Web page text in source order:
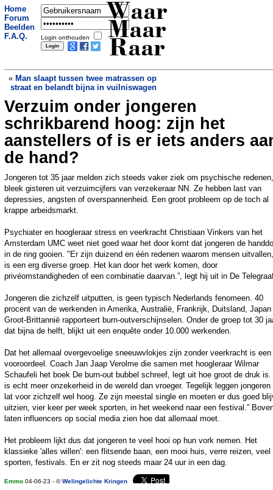
Home
Forum
Beelden
F.A.Q.
Login onthouden
Waar
Maar
Raar
« Man slaapt tussen twee matrassen op
straat en belandt bijna in vuilniswagen
Man in boot ziet brug te laat, stoot
keihard hoofd en moet zwaargewond
naar ziekenhuis »
Verzuim onder jongeren
schrikbarend hoog: zijn het
aanstellers of is er iets anders
de hand?
Jongeren tot 35 jaar melden zich steeds vaker ziek om psychische redenen,
bleek gisteren uit verzuimcijfers van verzekeraar NN. Ze hebben last van
depressies, angsten of overspannenheid. Een groot probleem op de toch al
krappe arbeidsmarkt.
Psychiater en hoogleraar stress en veerkracht Christiaan Vinkers van het
Amsterdam UMC weet niet goed waar het door komt dat jongeren de
in de ring gooien. "Er zijn duizend en één redenen waarom mensen
is een erg diverse groep. Het kan door het werk komen, door
privéomstandigheden of een combinatie daarvan.”, legt hij uit in De
Jongeren die zichzelf uitputten, is geen typisch Nederlands fenomeen. 40
procent van de werkenden in Amerika, Australië, Frankrijk, Duitsland, Japan
Groot-Brittannië rapporteert burn-outverschijnselen. Onder de groep tot 30
dat bijna de helft, blijkt uit een enquête onder 10.000 werkenden.
Dat het allemaal overgevoelige sneeuwvlokjes zijn zonder veerkracht is een
vooroordeel. Coach Jan Jaap Verolme die samen met hoogleraar Wilmar
Schaufeli het boek De burn-out bubbel schreef, legt uit hoe groot de druk
is echt meer onzekerheid in de wereld dan vroeger. Tegelijk leggen jongeren
lat voor zichzelf wel hoog. Ze zijn meestal single en moeten er dus goed
uitzien, vier keer per week sporten, in het weekend naar een festival.”
laten influencers op social media zien hoe dat allemaal moet.
Het probleem lijkt dus dat jongeren te veel hooi op hun vork nemen. Het
klassieke 'alles willen': een flitsende baan, een mooi huis, verre reizen, veel
sporten, festivals. En er zit nog steeds maar 24 uur in een dag.
Emmo 04-06-23 - ©Welingelichte Kringen